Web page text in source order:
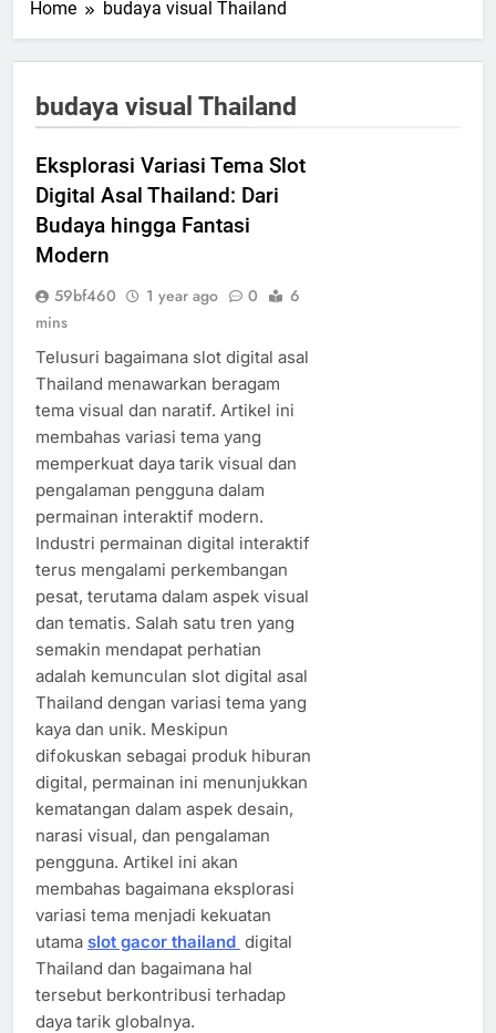
Home budaya visual Thailand
budaya visual Thailand
Eksplorasi Variasi Tema Slot
Digital Asal Thailand: Dari
Budaya hingga Fantasi
Modern
59bf460 1 year ago 0
6
mins
Telusuri bagaimana slot digital asal
Thailand menawarkan beragam
tema visual dan naratif. Artikel ini
membahas variasi tema yang
memperkuat daya tarik visual dan
pengalaman pengguna dalam
permainan interaktif modern.
Industri permainan digital interaktif
terus mengalami perkembangan
pesat, terutama dalam aspek visual
dan tematis. Salah satu tren yang
semakin mendapat perhatian
adalah kemunculan slot digital asal
Thailand dengan variasi tema yang
kaya dan unik. Meskipun
difokuskan sebagai produk hiburan
digital, permainan ini menunjukkan
kematangan dalam aspek desain,
narasi visual, dan pengalaman
pengguna. Artikel ini akan
membahas bagaimana eksplorasi
variasi tema menjadi kekuatan
utama slot gacor thailand digital
Thailand dan bagaimana hal
tersebut berkontribusi terhadap
daya tarik globalnya.